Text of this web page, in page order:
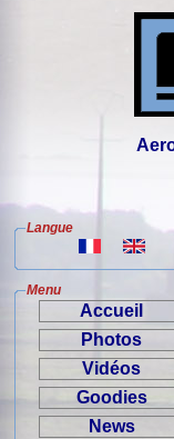
Langue
Menu
Accueil
Photos
Vidéos
Goodies
News